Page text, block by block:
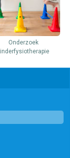
Onderzoek